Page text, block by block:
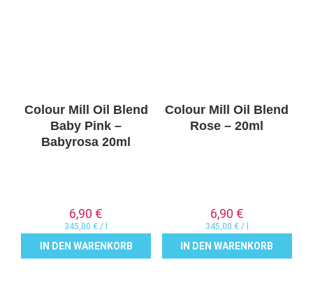
Colour Mill Oil Blend
Baby Pink –
Babyrosa 20ml
6,90 €
345,00€ /
IN DEN WARENKORB
Colour Mill Oil Blend
Rose – 20ml
6,90 €
345,00 €/
IN DEN WARENKORB